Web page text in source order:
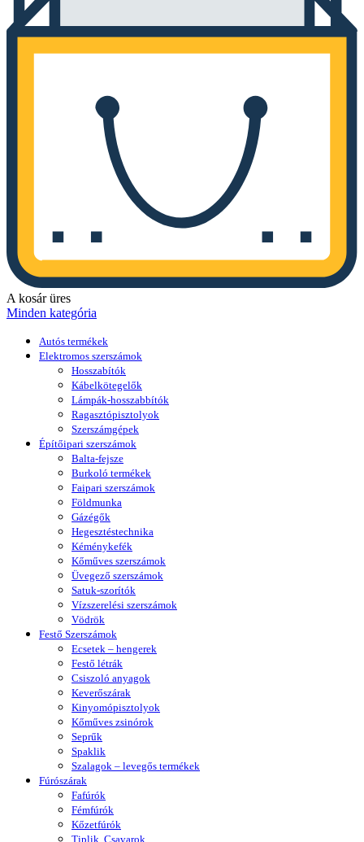
A kosár üres
Minden kategória
Autós termékek
Elektromos szerszámok
Hosszabítók
Kábelkötegelők
Lámpák-hosszabbítók
Ragasztópisztolyok
Szerszámgépek
Építőipari szerszámok
Balta-fejsze
Burkoló termékek
Faipari szerszámok
Földmunka
Gázégők
Hegesztéstechnika
Kéménykefék
Kőműves szerszámok
Üvegező szerszámok
Satuk-szorítók
Vízszerelési szerszámok
Vödrök
Festő Szerszámok
Ecsetek – hengerek
Festő létrák
Csiszoló anyagok
Keverőszárak
Kinyomópisztolyok
Kőműves zsinórok
Seprűk
Spaklik
Szalagok – levegős termékek
Fúrószárak
Fafúrók
Fémfúrók
Kőzetfúrók
Tiplik, Csavarok